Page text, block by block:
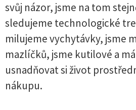
svůj názor, jsme na tom
sledujeme technologické
milujeme vychytávky, jsme
mazlíčků, jsme kutilové a
usnadňovat si život
nákupu.